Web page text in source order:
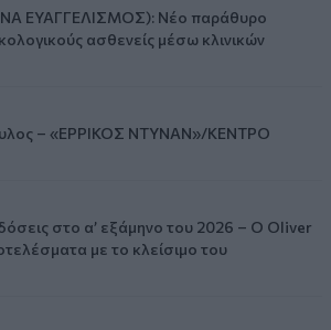
ΕΥΑΓΓΕΛΙΣΜΟΣ): Νέο παράθυρο
ασθενείς μέσω κλινικών
– «ΕΡΡΙΚΟΣ ΝΤΥΝΑΝ»/ΚΕΝΤΡΟ
στο α’ εξάμηνο του 2026 – Ο Oliver
με το κλείσιμο του